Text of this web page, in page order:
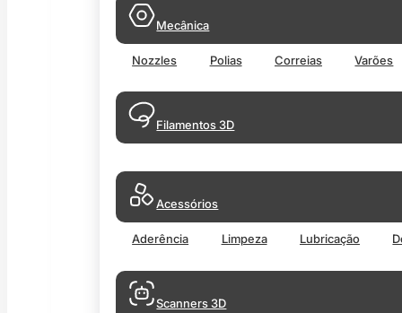
Mecânica
Nozzles Polias Correias Varões
Filamentos 3D
Acessórios
Aderência Limpeza Lubricação
Scanners 3D